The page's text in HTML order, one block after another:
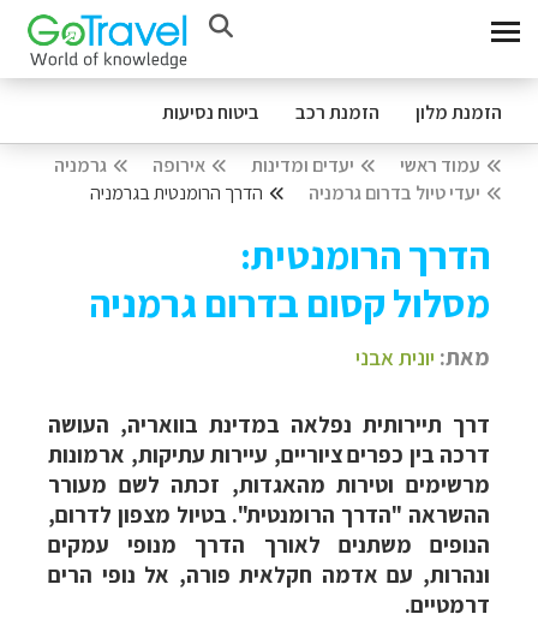
הזמנת מלון הזמנת רכב ביטוח נסיעות
עמוד ראשי יעדים ומדינות אירופה
גרמניה
יעדי טיול בדרום גרמניה
הדרך הרומנטית בגרמניה
הדרך הרומנטית:
מסלול קסום בדרום גרמניה
מאת: יונית אבני
דרך תיירותית נפלאה במדינת בוואריה, העושה
דרכה בין כפרים ציוריים, עיירות עתיקות, ארמונות
מרשימים וטירות מהאגדות, זכתה לשם מעורר
ההשראה "הדרך הרומנטית". בטיול מצפון לדרום,
הנופים משתנים לאורך הדרך מנופי עמקים
ונהרות, עם אדמה חקלאית פורה, אל נופי הרים
דרמטיים.